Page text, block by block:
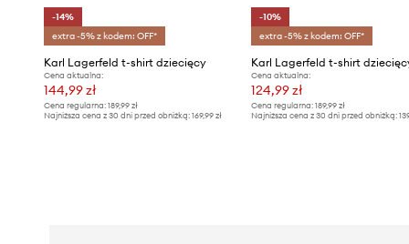
-14%
extra -5% z kodem: OFF*
Karl Lagerfeld t-shirt dziecięcy
Cena aktualna:
144,99 zł
Cena regularna: 189,99 zł
Najniższa cena z 30 dni przed obniżką: 169,99 zł
-10%
extra -5% z kodem: OFF*
Karl Lagerfeld t-shirt
Cena aktualna:
124,99 zł
Cena regularna:189,99 zł
Najniższa cena z 30 dni przed obniżką: